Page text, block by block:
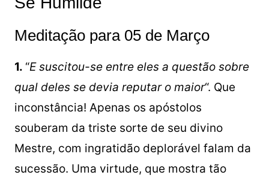
Meditação para 05 de Março
1. “E suscitou-se entre eles a questão sobre
qual deles se devia reputar o maior“. Que
inconstância! Apenas os apóstolos
souberam da triste sorte de seu divino
Mestre, com ingratidão deplorável falam da
sucessão. Uma virtude, que mostra tão